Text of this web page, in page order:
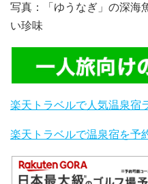
写真：「ゆうなぎ」の深海
い珍味
楽天トラベルで人気温泉宿
楽天トラベルで温泉宿を予